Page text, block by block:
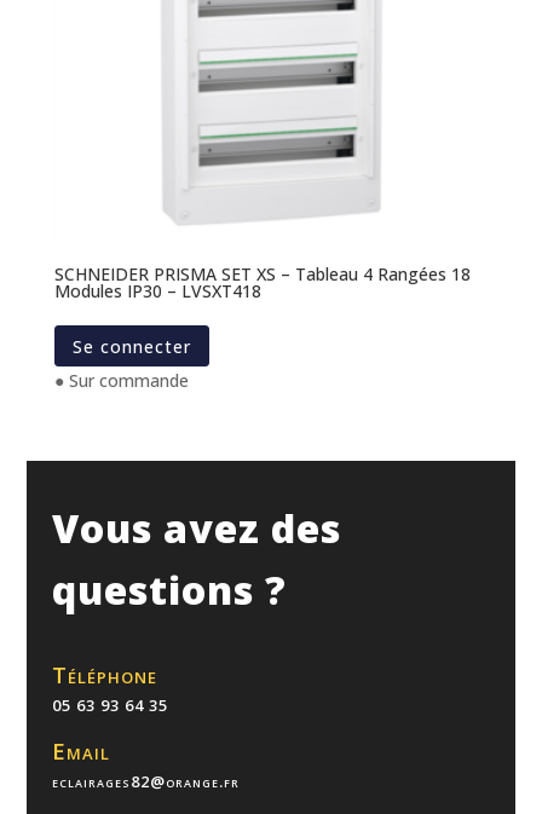
SCHNEIDER PRISMA SET XS – Tableau 4 Rangées 18
Modules IP30 – LVSXT418
Se connecter
● Sur commande
Vous avez des
questions ?
Téléphone
05 63 93 64 35
Email
eclairages82@orange.fr